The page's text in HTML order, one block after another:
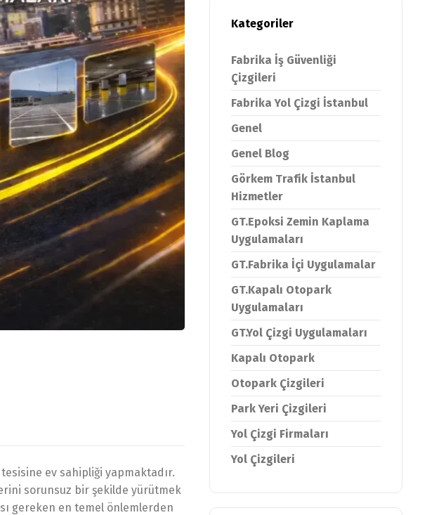
ev sahipliği yapmaktadır.
sorunsuz bir şekilde yürütmek
gereken en temel önlemlerden
Kategoriler
Fabrika İş Güvenliği
Çizgileri
Fabrika Yol Çizgi İstanbul
Genel
Genel Blog
Görkem Trafik İstanbul
Hizmetler
GT.Epoksi Zemin Kaplama
Uygulamaları
GT.Fabrika İçi Uygulamalar
GT.Kapalı Otopark
Uygulamaları
GT.Yol Çizgi Uygulamaları
Kapalı Otopark
Otopark Çizgileri
Park Yeri Çizgileri
Yol Çizgi Firmaları
Yol Çizgileri